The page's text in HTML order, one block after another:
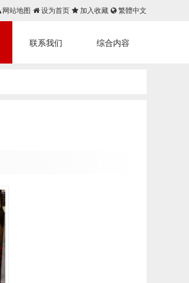
网站地图 设为首页 加入收藏 繁體中文
综合内容
联系我们